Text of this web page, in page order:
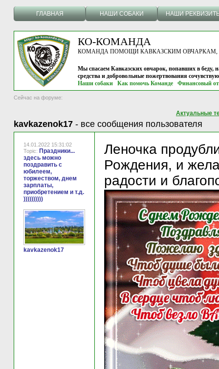
ГЛАВНАЯ НАШИ СОБАКИ НАШИ
КО-КОМАНДА
КОМАНДА ПОМОЩИ КАВКАЗСКИМ ОВЧАРКАМ, г.
Мы спасаем Кавказских овчарок, попавших в беду,
средства и добровольные пожертвования
Наши собаки
Как помочь Команде Финансовый
Сейчас на форуме:
Актуальные
kavkazenok17 - все сообщения пользователя
14.01.2022 15:31:02
Topic: Праздники...
здесь можно
поздравить с
юбилеем,
торжеством, днем
зарплаты,
приобретением и т.д.
))))))))))
kavkazenok17
Леночка
Рождения, и
радости и